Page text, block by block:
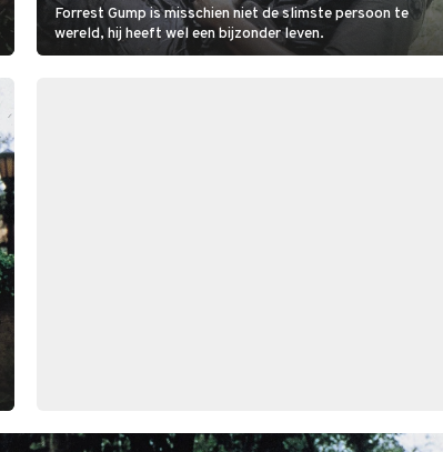
Forrest Gump is misschien niet de slimste persoon te
wereld, hij heeft wel een bijzonder leven.